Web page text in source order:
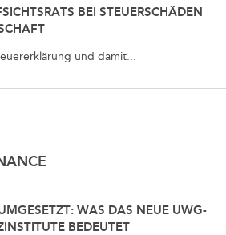
BEI STEUERSCHÄDEN
und damit...
WAS DAS NEUE UWG-
BEDEUTET